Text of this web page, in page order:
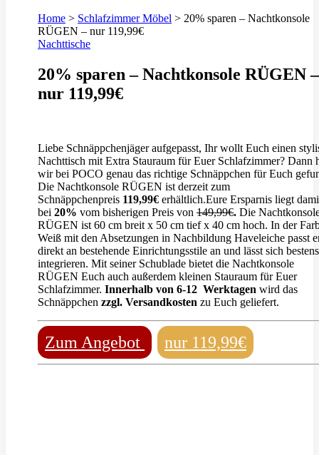
Home > Schlafzimmer Möbel > 20% sparen – Nachtkonsole
RÜGEN – nur 119,99€
Nachttische
20% sparen – Nachtkonsole RÜGEN –
nur 119,99€
Liebe Schnäppchenjäger aufgepasst, Ihr wollt Euch einen
Nachttisch mit Extra Stauraum für Euer Schlafzimmer? Dann
wir bei POCO genau das richtige Schnäppchen für Euch
Die Nachtkonsole RÜGEN ist derzeit zum
Schnäppchenpreis 119,99€ erhältlich.Eure Ersparnis liegt
bei 20% vom bisherigen Preis von 149,99€. Die
RÜGEN ist 60 cm breit x 50 cm tief x 40 cm hoch. In der
Weiß mit den Absetzungen in Nachbildung Haveleiche passt
direkt an bestehende Einrichtungsstile an und lässt sich bestens
integrieren. Mit seiner Schublade bietet die Nachtkonsole
RÜGEN Euch auch außerdem kleinen Stauraum für Euer
Schlafzimmer. Innerhalb von 6-12 Werktagen wird das
Schnäppchen zzgl. Versandkosten zu Euch geliefert.
Zum Angebot nur 119,99€